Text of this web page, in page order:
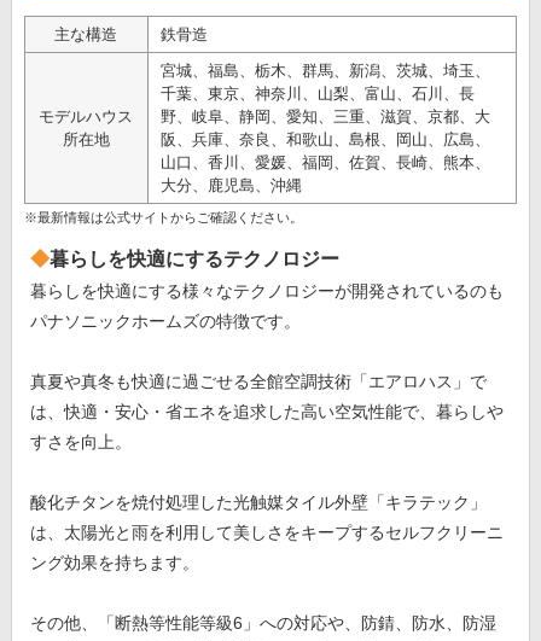
主な構造 鉄骨造
モデルハウス
所在地
宮城、福島、栃木、群馬、新潟、茨城、埼玉、
千葉、東京、神奈川、山梨、富山、石川、長
野、岐阜、静岡、愛知、三重、滋賀、京都、大
阪、兵庫、奈良、和歌山、島根、岡山、広島、
山口、香川、愛媛、福岡、佐賀、長崎、熊本、
大分、鹿児島、沖縄
※最新情報は公式サイトからご確認ください。
暮らしを快適にするテクノロジー
暮らしを快適にする様々なテクノロジーが開発されているのも
パナソニックホームズの特徴です。
真夏や真冬も快適に過ごせる全館空調技術「エアロハス」で
は、快適・安心・省エネを追求した高い空気性能で、暮らしや
すさを向上。
酸化チタンを焼付処理した光触媒タイル外壁「キラテック」
は、太陽光と雨を利用して美しさをキープするセルフクリーニ
ング効果を持ちます。
その他、「断熱等性能等級6」への対応や、防錆、防水、防湿